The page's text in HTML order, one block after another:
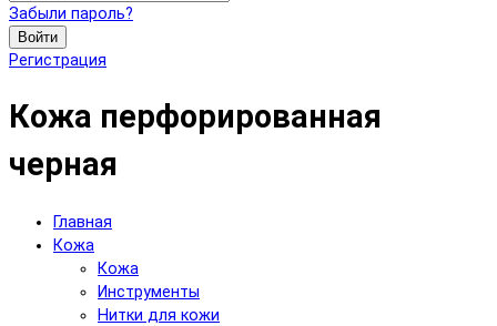
Забыли пароль?
Войти
Регистрация
Кожа перфорированная
черная
Главная
Кожа
Кожа
Инструменты
Нитки для кожи